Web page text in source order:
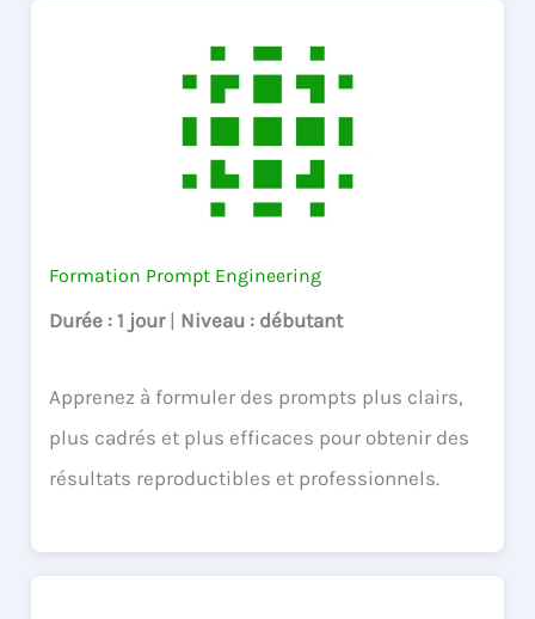
Formation Prompt Engineering
Durée : 1 jour | Niveau : débutant
Apprenez à formuler des prompts plus clairs,
plus cadrés et plus efficaces pour obtenir des
résultats reproductibles et professionnels.